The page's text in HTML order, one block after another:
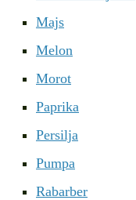
Majs
Melon
Morot
Paprika
Persilja
Pumpa
Rabarber